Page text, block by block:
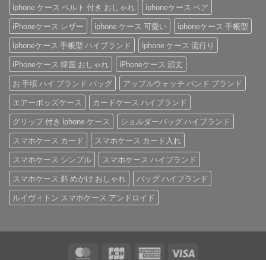
iphone ケース ベルト 付き おしゃれ
iphoneケース ペア
iPhoneケース レザー
iphone ケース 可愛い
iphoneケース 手帳型
iphoneケース 手帳型 ハイブランド
iphone ケース 流行り
iPhoneケース 韓国 おしゃれ
iPhoneケース 頑丈
お 手頃 ハイ ブランド バッグ
アップルウォッチ バンド ブランド
エアーポッズケース
カードケース ハイブランド
グリップ 付き iphone ケース
ショルダーバッグ ハイブランド
スマホケース カード
スマホケース カード入れ
スマホケース シンプル
スマホケース ハイブランド
スマホケース 斜 めがけ おしゃれ
バッグ ハイブランド
ルイヴィトン スマホケース アンドロイド
MasterCard
JCB American